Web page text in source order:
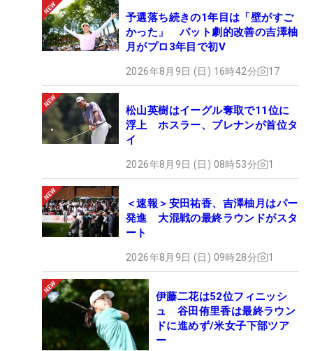
予選落ち続きの1年目は「壁がすご
かった」 パット劇的改善の吉澤柚
月がプロ3年目で初V
2026年8月9日 (日) 16時42分 17
松山英樹はイーグル奪取で11位に
浮上 ホスラー、ブレナンが首位タ
イ
2026年8月9日 (日) 08時53分 1
＜速報＞安田祐香、吉澤柚月はパー
発進 大混戦の最終ラウンドがスタ
ート
2026年8月9日 (日) 09時28分 1
伊藤二花は52位フィニッシ
ュ 谷田侑里香は最終ラウン
ドに進めず/米女子下部ツア
ー